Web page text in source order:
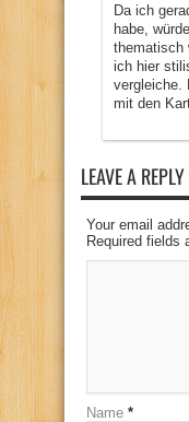
Da ich
habe,
thematisch
ich hier
vergleiche.
mit den
LEAVE A REPLY
Your email
Required fields
Name *